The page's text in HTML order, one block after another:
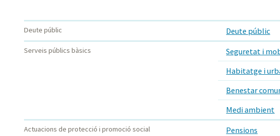
CATEGORIA
NIVELL 1
Deute públic Deute públic
Serveis públics bàsics Seguretat i
Habitatge i
Benestar
Medi ambient
Actuacions de protecció i promoció social Pensions